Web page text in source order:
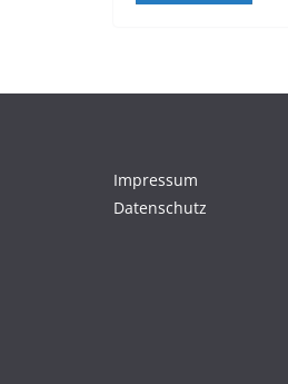
Impressum
Datenschutz